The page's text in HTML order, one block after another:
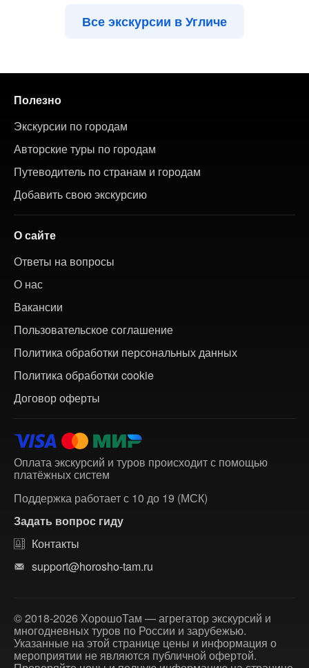
Все экскурсии в Угличе
Полезно
Экскурсии по городам
Авторские туры по городам
Путеводитель по странам и городам
Добавить свою экскурсию
О сайте
Ответы на вопросы
О нас
Вакансии
Пользовательское соглашение
Политика обработки персональных данных
Политика обработки cookie
Договор оферты
Оплата экскурсий и туров происходит с помощью
платёжных систем
Поддержка работает с 10 до 19 (МСК)
Задать вопрос гиду
Контакты
support@horosho-tam.ru
© 2018-2026 ХорошоТам — агрегатор экскурсий и
многодневных туров по России и зарубежью.
Указанные на этой странице цены и информация о
мероприятии не являются публичной офертой.